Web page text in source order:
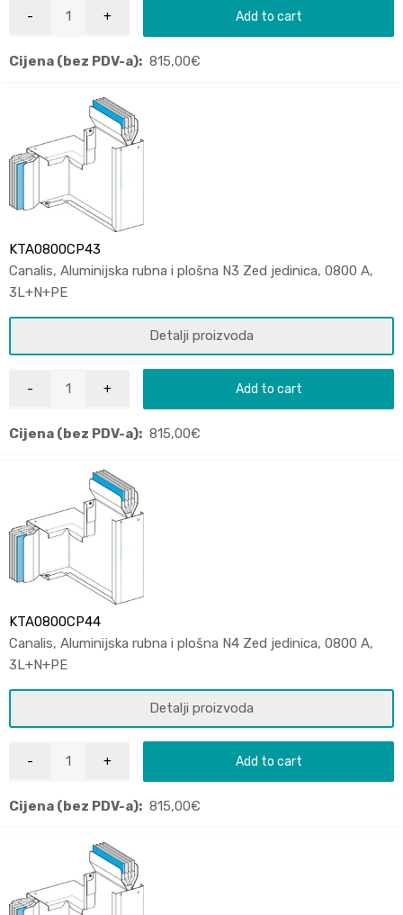
Add to cart
Cijena (bez PDV-a): 815,00€
KTA0800CP43
Canalis, Aluminijska rubna i plošna N3 Zed jedinica, 0800 A,
3L+N+PE
Detalji proizvoda
Add to cart
Cijena (bez PDV-a): 815,00€
KTA0800CP44
Canalis, Aluminijska rubna i plošna N4 Zed jedinica, 0800 A,
3L+N+PE
Detalji proizvoda
Add to cart
Cijena (bez PDV-a): 815,00€